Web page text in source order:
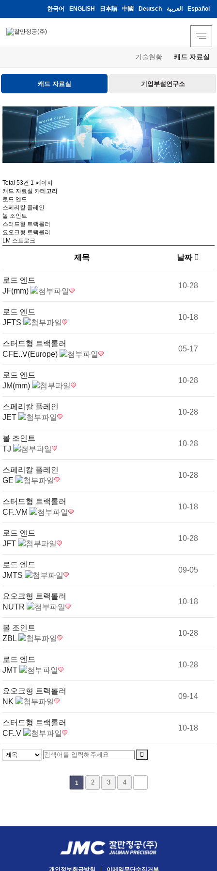
한국어 ENGLISH 日本語 中國 Deutsch العربية Español
기술현황 캐드 자료실
캐드 자료실 기업부설연구소
Total 53건 1 페이지
캐드 자료실 카테고리
로드 엔드
스페리칼 플레인
볼 조인트
스터드형 트랙롤러
요오크형 트랙롤러
LM 스트로크
제목 날짜
로드 엔드
JF(mm)
10-28
로드 엔드
JFTS
10-18
스터드형 트랙롤러
CFE..V(Europe)
05-17
로드 엔드
JM(mm)
10-28
스페리칼 플레인
JET
10-28
볼 조인트
TJ
10-28
스페리칼 플레인
GE
10-28
스터드형 트랙롤러
CF..VM
10-18
로드 엔드
JFT
10-28
로드 엔드
JMTS
09-05
요오크형 트랙롤러
NUTR
10-18
볼 조인트
ZBL
10-28
로드 엔드
JMT
10-28
요오크형 트랙롤러
NK
09-14
스터드형 트랙롤러
CF..V
10-18
1 2 3 4
개인정보취급방침 이메일무단수집거부